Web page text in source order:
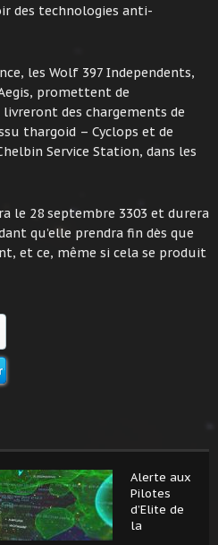
des technologies anti-
les Wolf 397 Independents,
promettent de
des chargements de
thargoid – Cyclops et de
Service Station, dans les
le 28 septembre 3303 et durera
qu’elle prendra fin dès que
et ce, même si cela se produit
Alerte aux
Pilotes
d’Elite de
la